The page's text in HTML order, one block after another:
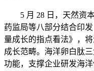
5 月 28 日，天然资本
药监局等八部分结合印
量成长的指点看法》，
成长范畴。海洋卵白肽
功能，支撑企业研发海